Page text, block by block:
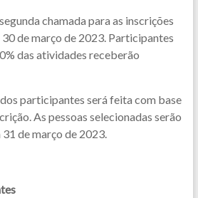
chamada para as inscrições
de março de 2023. Participantes
das atividades receberão
dos participantes será feita com base
As pessoas selecionadas serão
de março de 2023.